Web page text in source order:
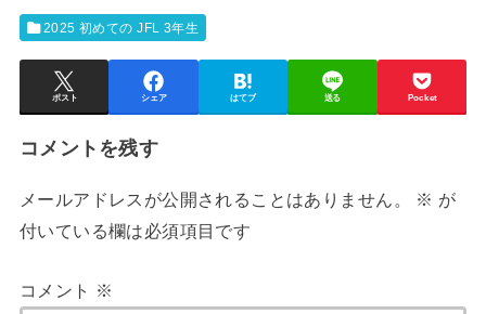
2025 初めての JFL 3年生
ポスト シェア はてブ 送る Pocket
コメントを残す
メールアドレスが公開されることはありません。 ※ が
付いている欄は必須項目です
コメント ※